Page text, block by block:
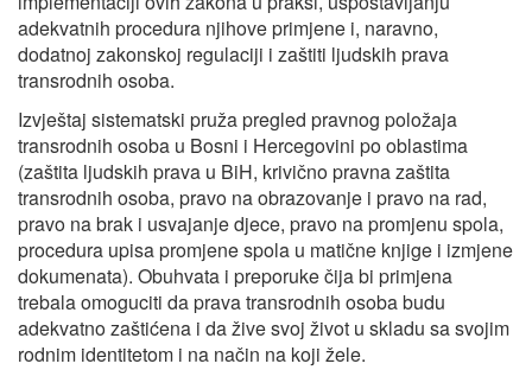
adekvatnih procedura njihove primjene i, naravno,
dodatnoj zakonskoj regulaciji i zaštiti ljudskih prava
transrodnih osoba.
Izvještaj sistematski pruža pregled pravnog položaja
transrodnih osoba u Bosni i Hercegovini po oblastima
(zaštita ljudskih prava u BiH, krivično pravna zaštita
transrodnih osoba, pravo na obrazovanje i pravo na rad,
pravo na brak i usvajanje djece, pravo na promjenu spola,
procedura upisa promjene spola u matične knjige i izmjene
dokumenata). Obuhvata i preporuke čija bi primjena
trebala omoguciti da prava transrodnih osoba budu
adekvatno zaštićena i da žive svoj život u skladu sa svojim
rodnim identitetom i na način na koji žele.